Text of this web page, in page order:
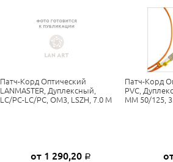
Патч-Корд Оптический
LANMASTER, Дуплексный,
LC/PC-LC/PC, OM3, LSZH, 7.0 М
от 1 290,20 Р
Патч-Корд
PVC,
MM 50/125,